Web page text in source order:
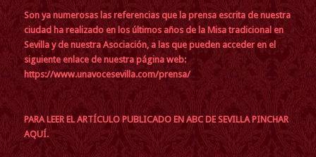
Son ya numerosas las referencias que la prensa escrita de nuestra
ciudad ha realizado en los últimos años de la Misa tradicional en
Sevilla y de nuestra Asociación, a las que pueden acceder en el
siguiente enlace de nuestra página web:
https://www.unavocesevilla.com/prensa/
PARA LEER EL ARTÍCULO PUBLICADO EN ABC DE SEVILLA PINCHAR
AQUÍ.